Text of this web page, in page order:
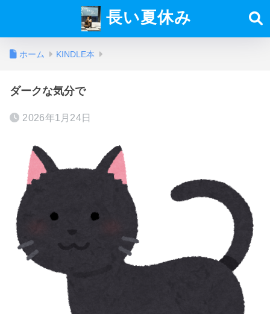
長い夏休み
ホーム KINDLE本
ダークな気分で
2026年1月24日